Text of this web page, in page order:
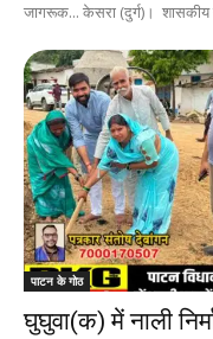
जागरूक... केसरा (दुर्ग)। शासकीय
पाटन के गोठ
घुघुवा(क) में नाली